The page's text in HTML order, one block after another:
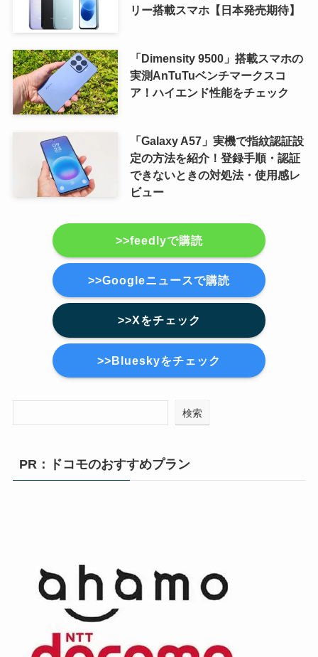
リー搭載スマホ【日本発売期待】
「Dimensity 9500」搭載スマホの
実測AnTuTuベンチマークスコ
ア！ハイエンド性能をチェック
「Galaxy A57」実機で指紋認証設
定の方法を紹介！登録手順・認証
できないときの対処法・使用感レ
ビュー
>>feedlyで購読
>>Googleニュースで購読
>>Xをチェック
>>Blueskyをチェック
検索
PR：ドコモのおすすめプラン